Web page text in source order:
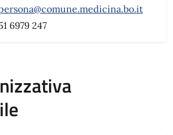
6979 247